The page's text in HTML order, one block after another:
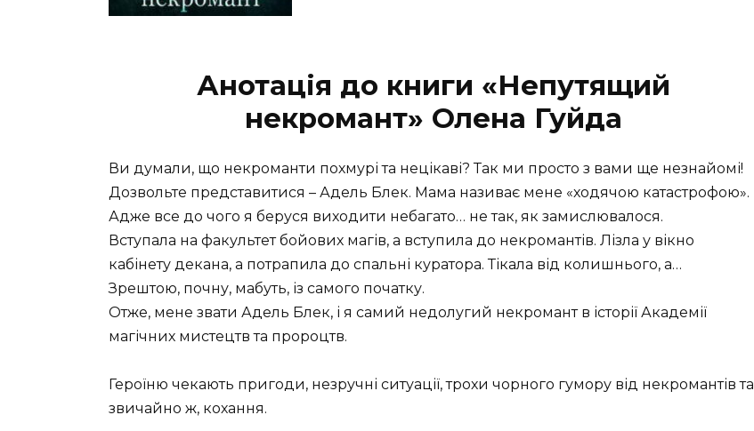
Анотація до книги «Непутящий
некромант» Олена Гуйда
Ви думали, що некроманти похмурі та нецікаві? Так ми просто з вами ще незнайомі!
Дозвольте представитися – Адель Блек. Мама називає мене «ходячою катастрофою».
Адже все до чого я беруся виходити небагато… не так, як замислювалося.
Вступала на факультет бойових магів, а вступила до некромантів. Лізла у вікно
кабінету декана, а потрапила до спальні куратора. Тікала від колишнього, а…
Зрештою, почну, мабуть, із самого початку.
Отже, мене звати Адель Блек, і я самий недолугий некромант в історії Академії
магічних мистецтв та пророцтв.
Героїню чекають пригоди, незручні ситуації, трохи чорного гумору від некромантів
звичайно ж, кохання.